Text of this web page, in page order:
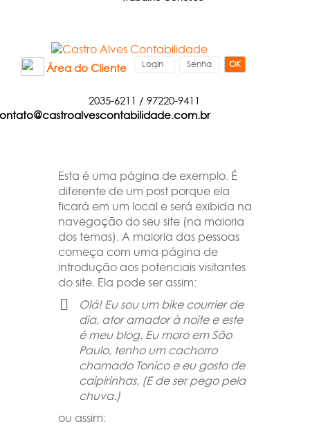
Área do Cliente OK
2035-6211 / 97220-9411
Esta é uma página de exemplo. É
diferente de um post porque ela
ficará em um local e será exibida na
navegação do seu site (na maioria
dos temas). A maioria das pessoas
começa com uma página de
introdução aos potenciais visitantes
do site. Ela pode ser assim:
Olá! Eu sou um bike courrier de
dia, ator amador à noite e este
é meu blog. Eu moro em São
Paulo, tenho um cachorro
chamado Tonico e eu gosto de
caipirinhas. (E de ser pego pela
chuva.)
ou assim: